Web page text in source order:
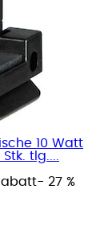
10 Watt
tlg....
- 27 %